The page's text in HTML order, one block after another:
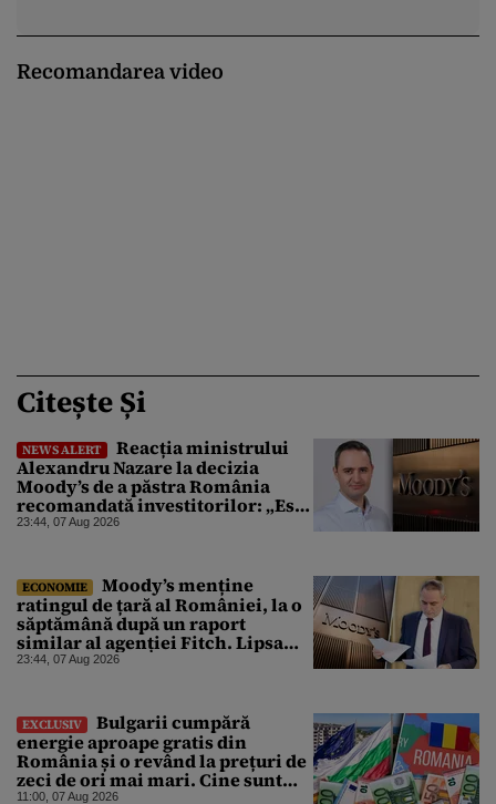
Recomandarea video
Citește Și
NEWS ALERT
Reacția ministrului
Alexandru Nazare la decizia
Moody’s de a păstra România
recomandată investitorilor: „Este
un răgaz, dar în niciun caz un
23:44, 07 Aug 2026
ECONOMIE
Moody’s menține
ratingul de țară al României, la o
săptămână după un raport
similar al agenției Fitch. Lipsa
unui guvern cu puteri depline,
23:44, 07 Aug 2026
EXCLUSIV
Bulgarii cumpără
energie aproape gratis din
România și o revând la prețuri de
zeci de ori mai mari. Cine sunt
noii „băieți deștepți” din energie
11:00, 07 Aug 2026